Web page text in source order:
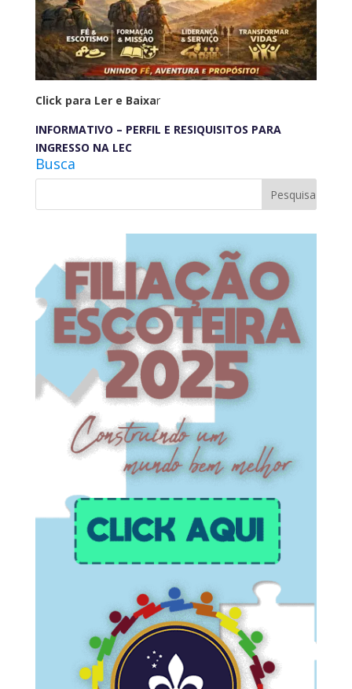
Click para Ler e Baixar
INFORMATIVO – PERFIL E RESIQUISITOS PARA
INGRESSO NA LEC
Busca